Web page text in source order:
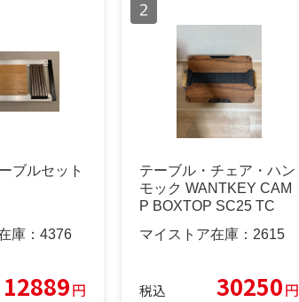
ブルセット
庫： 4376
12889円
テーブル・チェア・ハン
モック WANTKEY CAM
P BOXTOP SC25 TC
マイストア在庫： 2615
税込 30250円